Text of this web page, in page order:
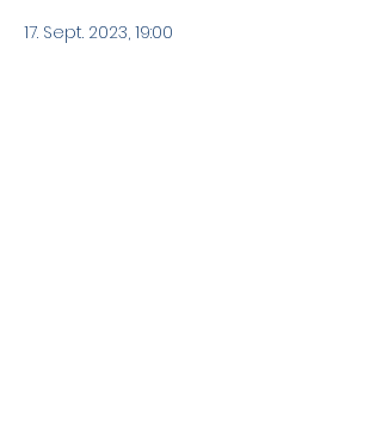
17. Sept. 2023, 19:00